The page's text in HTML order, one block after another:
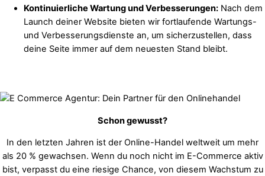
Kontinuierliche Wartung und Verbesserungen: Nach dem
Launch deiner Website bieten wir fortlaufende Wartungs-
und Verbesserungsdienste an, um sicherzustellen, dass
deine Seite immer auf dem neuesten Stand bleibt.
Schon gewusst?
In den letzten Jahren ist der Online-Handel weltweit um mehr
als 20 % gewachsen. Wenn du noch nicht im E-Commerce aktiv
bist, verpasst du eine riesige Chance, von diesem Wachstum zu